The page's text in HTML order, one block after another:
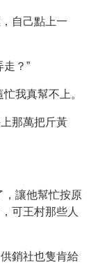
自己點上一
？”
我真幫不上。
那萬把斤黃
，讓他幫忙按原
可王村那些人
銷社也隻肯給